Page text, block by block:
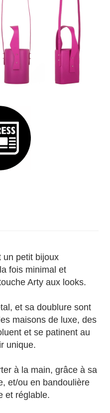
un petit bijoux
fois minimal et
Arty aux looks.
et sa doublure sont
maisons de luxe, des
et se patinent au
unique.
à la main, grâce à sa
et/ou en bandoulière
et réglable.